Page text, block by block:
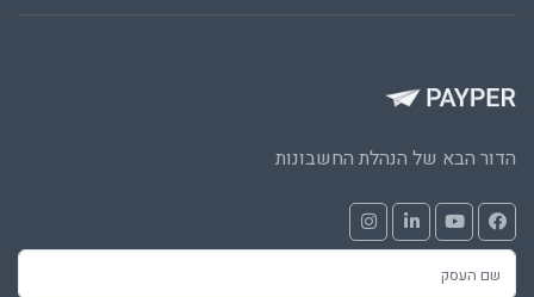
הדור הבא של הנהלת החשבונות